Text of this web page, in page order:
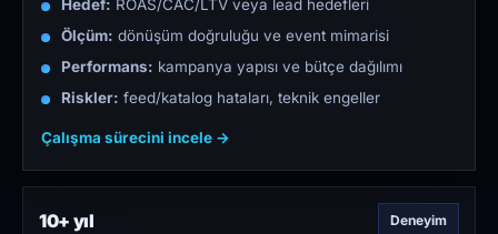
Hedef: ROAS/CAC/LTV veya lead hedefleri
Ölçüm: dönüşüm doğruluğu ve event mimarisi
Performans: kampanya yapısı ve bütçe dağılımı
Riskler: feed/katalog hataları, teknik engeller
Çalışma sürecini incele →
10+ yıl Deneyim